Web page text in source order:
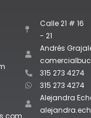
Calle 21 # 16
- 21
Andrés
315 273 4274
315 273 4274
Alejandra